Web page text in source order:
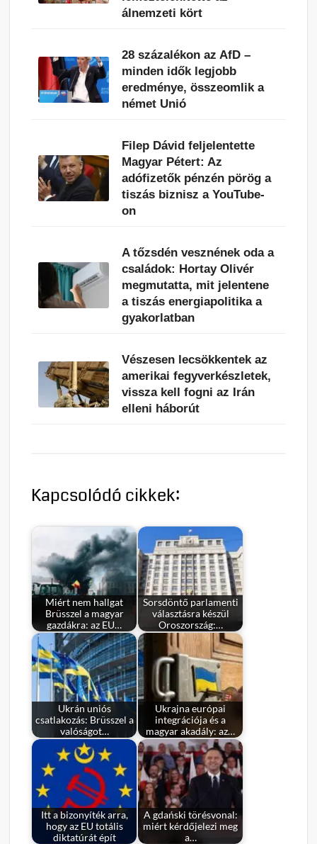
álnemzeti kört
28 százalékon az AfD –
minden idők legjobb
eredménye, összeomlik a
német Unió
Filep Dávid feljelentette
Magyar Pétert: Az
adófizetők pénzén pörög a
tiszás biznisz a YouTube-
on
A tőzsdén vesznének oda a
családok: Hortay Olivér
megmutatta, mit jelentene
a tiszás energiapolitika a
gyakorlatban
Vészesen lecsökkentek az
amerikai fegyverkészletek,
vissza kell fogni az Irán
elleni háborút
Kapcsolódó cikkek:
Miért nem hallgat
Brüsszel a magyar
gazdákra: az EU…
Sorsdöntő parlamenti
választásra készül
Oroszország:…
Ukrán uniós
csatlakozás: Brüsszel a
valóságot…
Ukrajna európai
integrációja és a
magyar akadály: az…
Itt a bizonyíték arra,
hogy az EU totális
diktatúrát épít
A gdański törésvonal:
miért kérdőjelezi meg
a…